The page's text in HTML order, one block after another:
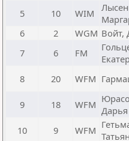
5 10 WIM
6
2 WGM Войт,
7
6 FM
8 20 WFM
9 18 WFM Дарья
10 9 WFM